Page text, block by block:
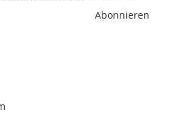
Abonnieren